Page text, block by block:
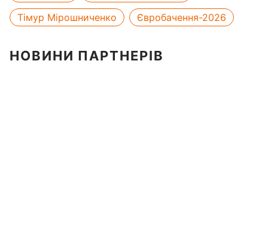
Тімур Мірошниченко
Євробачення-2026
НОВИНИ ПАРТНЕРІВ